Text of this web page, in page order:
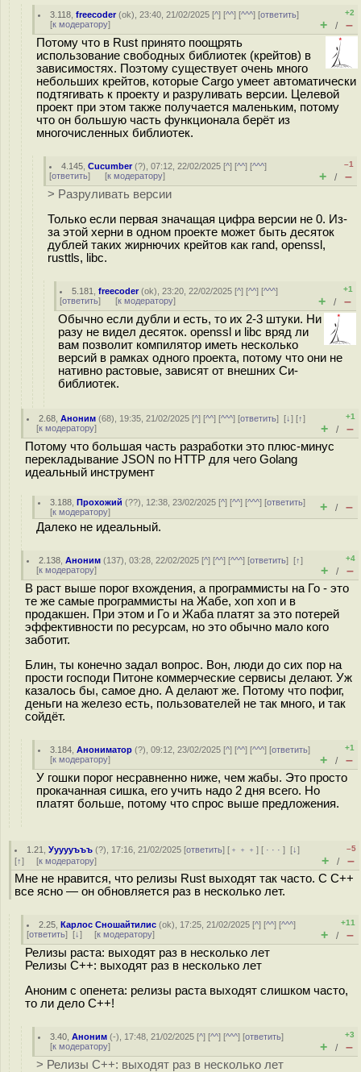
3.118 ,freecoder(ok), 23:40, 21/02/2025 [^] [^^] [^^^] [ответить]
[к модератору]
+2
+ / –
Потому что в Rust принято поощрять
использование свободных библиотек (крейтов) в
зависимостях. Поэтому существует очень много
небольших крейтов, которые Cargo умеет автоматически
подтягивать к проекту и разруливать версии. Целевой
проект при этом также получается маленьким, потому
что он большую часть функционала берёт из
многочисленных библиотек.
4.145 ,Cucumber(?), 07:12, 22/02/2025 [^] [^^] [^^^]
[ответить] [к модератору]
–1
+ / –
> Разруливать версии
Только если первая значащая цифра версии не 0. Из-
за этой херни в одном проекте может быть десяток
дублей таких жирнючих крейтов как rand, openssl,
rusttls, libc.
5.181 ,freecoder(ok), 23:20, 22/02/2025 [^] [^^] [^^^]
[ответить] [к модератору]
+1
+ / –
Обычно если дубли и есть, то их 2-3 штуки. Ни
разу не видел десяток. openssl и libc вряд ли
вам позволит компилятор иметь несколько
версий в рамках одного проекта, потому что они не
нативно растовые, зависят от внешних Си-
библиотек.
2.68 ,Аноним (68), 19:35, 21/02/2025 [^] [^^] [^^^] [ответить][↓] [↑]
[к модератору]
+1
+ / –
Потому что большая часть разработки это плюс-минус
перекладывание JSON по HTTP для чего Golang
идеальный инструмент
3.188 ,Прохожий (??), 12:38, 23/02/2025 [^] [^^] [^^^] [ответить]
[к модератору] + / –
Далеко не идеальный.
2.138 ,Аноним (137), 03:28, 22/02/2025 [^] [^^] [^^^] [ответить][↑]
[к модератору]
+4
+ / –
В раст выше порог вхождения, а программисты на Го - это
те же самые программисты на Жабе, хоп хоп и в
продакшен. При этом и Го и Жаба платят за это потерей
эффективности по ресурсам, но это обычно мало кого
заботит.
Блин, ты конечно задал вопрос. Вон, люди до сих пор на
прости господи Питоне коммерческие сервисы делают. Уж
казалось бы, самое дно. А делают же. Потому что пофиг,
деньги на железо есть, пользователей не так много, и так
сойдёт.
3.184 ,Анониматор (?), 09:12, 23/02/2025 [^] [^^] [^^^] [ответить]
[к модератору]
+1
+ / –
У гошки порог несравненно ниже, чем жабы. Это просто
прокачанная сишка, его учить надо 2 дня всего. Но
платят больше, потому что спрос выше предложения.
1.21 ,Уууууъъъ (?), 17:16, 21/02/2025 [ответить] [ ﹢﹢﹢] [ · · ·][↓]
[↑] [к модератору]
–5
+ / –
Мне не нравится, что релизы Rust выходят так часто. C C++
все ясно — он обновляется раз в несколько лет.
2.25 ,Карлос Сношайтилис (ok), 17:25, 21/02/2025 [^] [^^] [^^^]
[ответить] [↓] [к модератору]
+11
+ / –
Релизы раста: выходят раз в несколько лет
Релизы C++: выходят раз в несколько лет
Аноним с опенета: релизы раста выходят слишком часто,
то ли дело С++!
3.40 ,Аноним (-), 17:48, 21/02/2025 [^] [^^] [^^^] [ответить]
[к модератору]
+3
+ / –
> Релизы C++: выходят раз в несколько лет